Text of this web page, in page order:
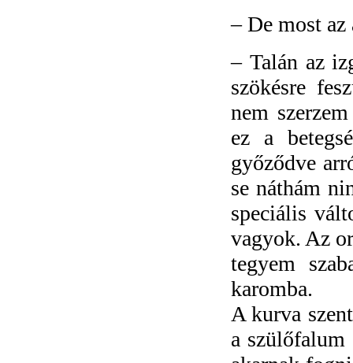
–De most
– Talán az
szökésre
nem
ez a
győződve
se náthám
speciális
vagyok. Az
tegyem
karomba.
A kurva
a szülőfalum